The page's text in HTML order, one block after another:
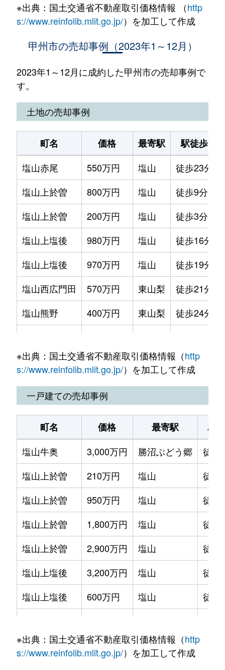
※出典：国土交通省不動産取引価格情報 （http
s://www.reinfolib.mlit.go.jp/）を加工して作成
甲州市の売却事例（2023年1～12月）
2023年1～12月に成約した甲州市の売却事例で
す。
土地の売却事例
町名 価格 最寄駅 駅徒歩
塩山赤尾
550万円 塩山 徒歩23分
塩山上於曽
800万円 塩山 徒歩9分
塩山上於曽
200万円 塩山 徒歩3分
塩山上塩後
980万円 塩山 徒歩16分
塩山上塩後
970万円 塩山 徒歩19分
塩山西広門田
570万円 東山梨 徒歩21分
塩山熊野
400万円 東山梨 徒歩24分
塩山千野
680万円 塩山 徒歩15分
塩山千野
420万円 塩山 徒歩15分
※出典：国土交通省不動産取引価格情報（http
s://www.reinfolib.mlit.go.jp/）を加工して作成
一戸建ての売却事例
町名 価格 最寄駅
駅
塩山牛奥
3,000万円 勝沼ぶどう郷
徒歩
塩山上於曽
210万円 塩山
徒歩
塩山上於曽
950万円 塩山
徒歩
塩山上於曽
1,800万円 塩山
徒歩
塩山上於曽
2,900万円 塩山
徒歩
塩山上塩後
3,200万円 塩山
徒歩
塩山上塩後
600万円 塩山
徒歩
塩山下於曽
280万円 塩山
※出典：国土交通省不動産取引価格情報（http
s://www.reinfolib.mlit.go.jp/）を加工して作成